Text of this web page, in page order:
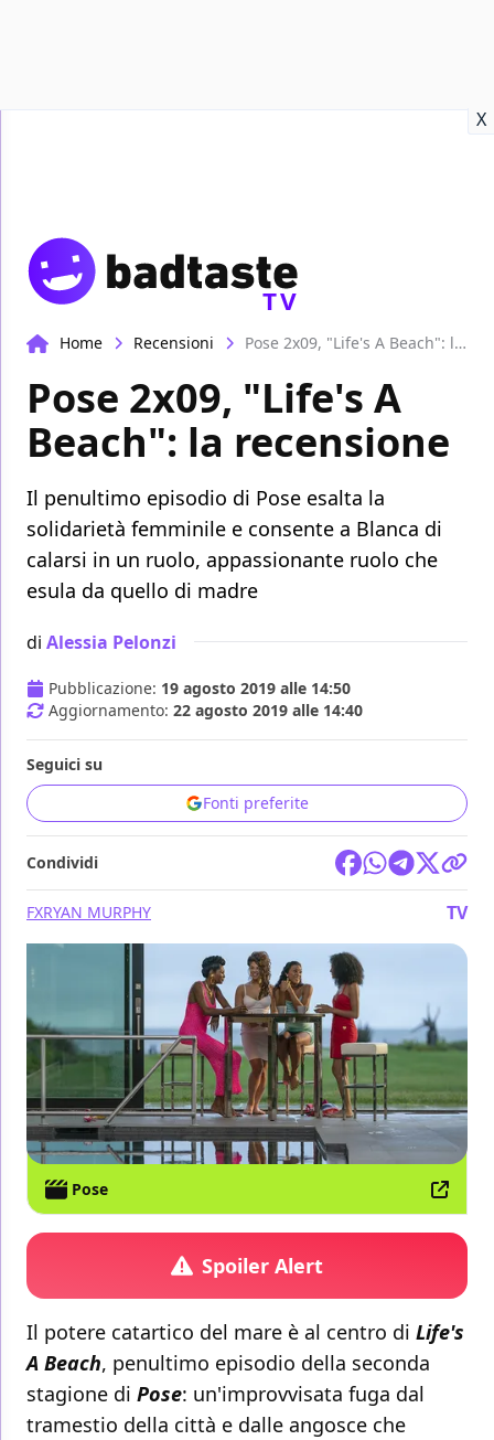
X
TV
Home Recensioni Pose 2x09, "Life's A Beach": la recensione
Pose 2x09, "Life's A
Beach": la recensione
Il penultimo episodio di Pose esalta la
solidarietà femminile e consente a Blanca di
calarsi in un ruolo, appassionante ruolo che
esula da quello di madre
di Alessia Pelonzi
Pubblicazione: 19 agosto 2019 alle 14:50
Aggiornamento: 22 agosto 2019 alle 14:40
Seguici su
Fonti preferite
Condividi
FXRYAN MURPHY TV
Pose
Spoiler Alert
Il potere catartico del mare è al centro di Life's
A Beach, penultimo episodio della seconda
stagione di Pose: un'improvvisata fuga dal
tramestio della città e dalle angosce che